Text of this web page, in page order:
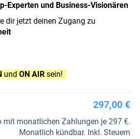
Experten und Business-Visionären
dir jetzt deinen Zugang zu
und ON AIR sein!
297,00 €
mit monatlichen Zahlungen je 297 €.
Monatlich kündbar. Inkl. Steuern